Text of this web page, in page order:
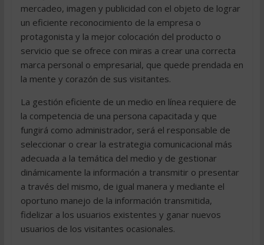
mercadeo, imagen y publicidad con el objeto de lograr
un eficiente reconocimiento de la empresa o
protagonista y la mejor colocación del producto o
servicio que se ofrece con miras a crear una correcta
marca personal o empresarial, que quede prendada en
la mente y corazón de sus visitantes.
La gestión eficiente de un medio en línea requiere de
la competencia de una persona capacitada y que
fungirá como administrador, será el responsable de
seleccionar o crear la estrategia comunicacional más
adecuada a la temática del medio y de gestionar
dinámicamente la información a transmitir o presentar
a través del mismo, de igual manera y mediante el
oportuno manejo de la información transmitida,
fidelizar a los usuarios existentes y ganar nuevos
usuarios de los visitantes ocasionales.